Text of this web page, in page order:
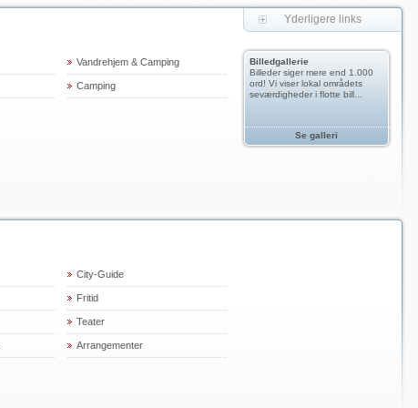
Vandrehjem & Camping
Camping
Billedgallerie
Billeder siger mere end 1.000
ord! Vi viser lokal områdets
seværdigheder i flotte bill...
Se galleri
Yderligere links
City-Guide
Fritid
Teater
Arrangementer